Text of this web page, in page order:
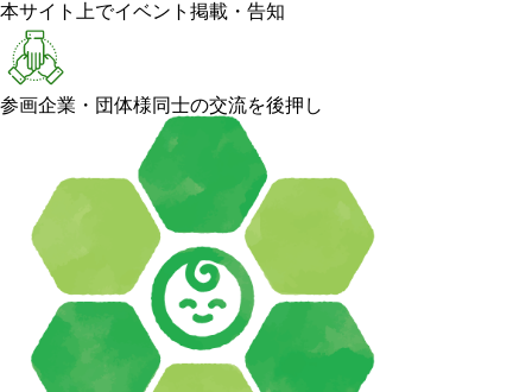
本サイト上でイベント掲載・告知
参画企業・団体様同士の交流を後押し